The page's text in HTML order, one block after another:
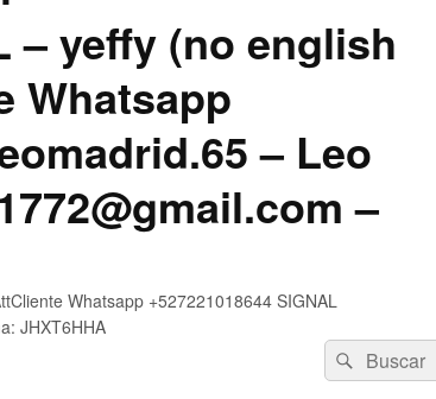
– yeffy (no english
Whatsapp
– Leo
–
Whatsapp +527221018644 SIGNAL
JHXT6HHA
Buscar
por:
Buscar